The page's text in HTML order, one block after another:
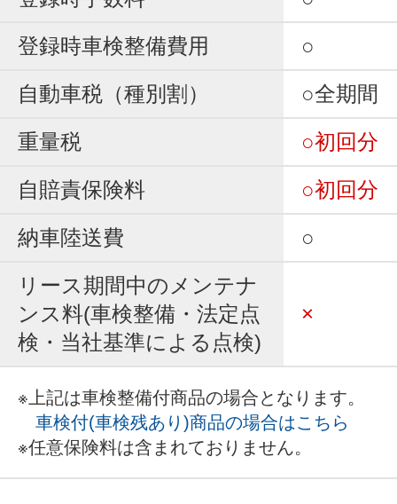
登録時車検整備費用
○
自動車税（種別割）
○全期間
重量税
○初回分
自賠責保険料
○初回分
納車陸送費
○
リース期間中のメンテナ
ンス料(車検整備・法定点
検・当社基準による点検)
×
※上記は車検整備付商品の場合となります。
車検付(車検残あり)商品の場合はこちら
※任意保険料は含まれておりません。